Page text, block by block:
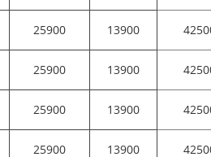
25900 13900
25900 13900
25900 13900
25900 13900